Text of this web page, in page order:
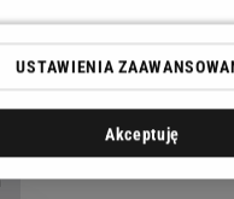
Minionki i
Od 7 lat, 85 min,
Przygodowy
USTAWIENIA
Akceptuję